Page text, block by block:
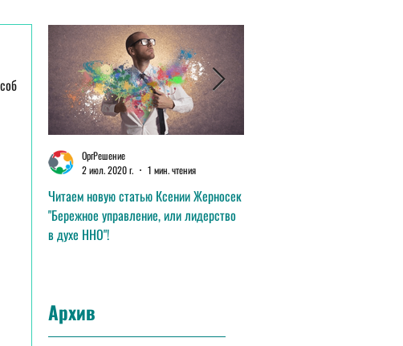
Читаем новую статью Ксении Жерносек
"Бережное управление, или лидерство
в духе ННО"!
ОргРешение
2 июл. 2020 г.
1 мин. чтения
Архив